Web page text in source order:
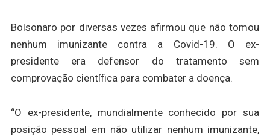
Bolsonaro por diversas vezes afirmou que não tomou
nenhum imunizante contra a Covid-19. O ex-
presidente era defensor do tratamento sem
comprovação científica para combater a doença.
“O ex-presidente, mundialmente conhecido por sua
posição pessoal em não utilizar nenhum imunizante,